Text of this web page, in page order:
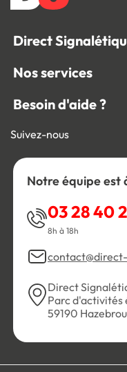
Direct
Nos services
Besoin d'aide ?
Suivez-nous
Notre équipe est
03 28 40
8h à 18h
Direct
Parc d'activités
59190